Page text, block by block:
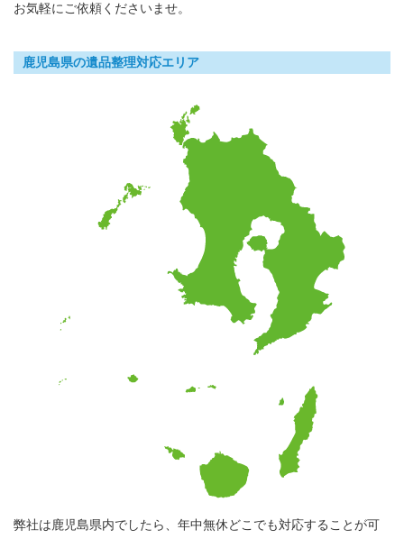
お気軽にご依頼くださいませ。
鹿児島県の遺品整理対応エリア
弊社は鹿児島県内でしたら、年中無休どこでも対応することが可